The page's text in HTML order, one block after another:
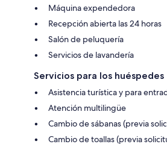
Máquina expendedora
Recepción abierta las 24 horas
Salón de peluquería
Servicios de lavandería
Servicios para los huéspedes
Asistencia turística y para
Atención multilingüe
Cambio de sábanas (previa
Cambio de toallas (previa